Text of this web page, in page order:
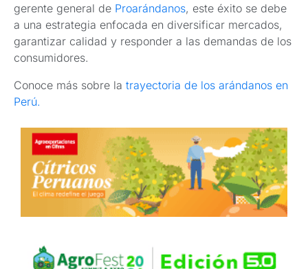
gerente general de Proarándanos, este éxito se debe
a una estrategia enfocada en diversificar mercados,
garantizar calidad y responder a las demandas de los
consumidores.
Conoce más sobre la trayectoria de los arándanos en
Perú.